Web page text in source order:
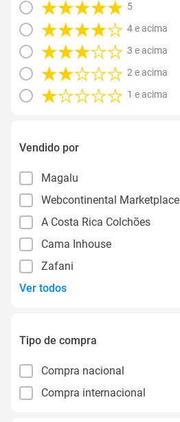
5
4 e acima
3 e acima
2 e acima
1 e acima
Vendido por
Magalu
Webcontinental Marketplace
A Costa Rica Colchões
Cama Inhouse
Zafani
Ver todos
Tipo de compra
Compra nacional
Compra internacional